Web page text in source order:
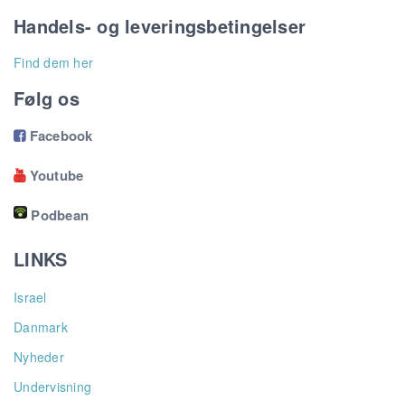
Handels- og leveringsbetingelser
Find dem her
Følg os
Facebook
Youtube
Podbean
LINKS
Israel
Danmark
Nyheder
Undervisning